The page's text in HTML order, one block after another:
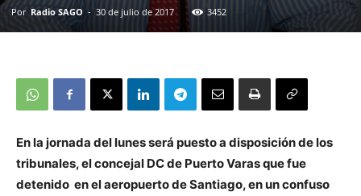
Por Radio SAGO - 30 de julio de 2017 3452
En la jornada del lunesserá puesto a disposición de los
tribunales, el concejal DC de Puerto Varas que fue
detenido en el aeropuerto de Santiago, en un confuso